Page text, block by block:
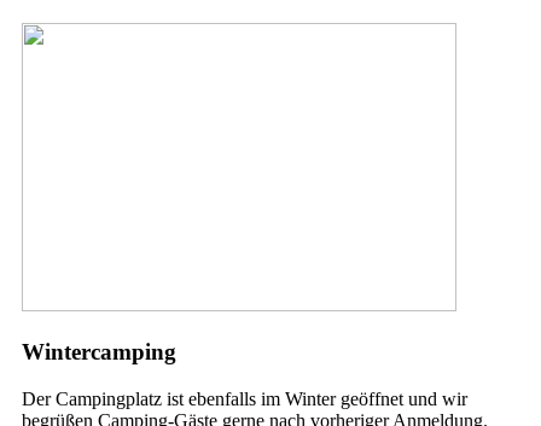
Wintercamping
Der Campingplatz ist ebenfalls im Winter geöffnet und wir
begrüßen Camping-Gäste gerne nach vorheriger Anmeldung.